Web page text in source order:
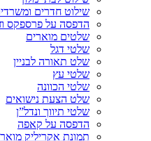
שילוט חדרים
הדפסה על פרספקס
שלטים מוארים
שלטי דגל
שלט תאורה לבניין
שלטי עץ
שלטי הכוונה
שלט הצעת נישואים
שלטי תיווך ונדל”ן
הדפסה על קאפה
תמונת אקריליק